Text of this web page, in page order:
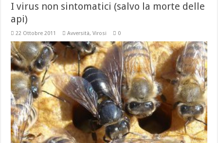
I virus non sintomatici (salvo la morte delle
api)
22 Ottobre 2011 Avversità,Virosi 0